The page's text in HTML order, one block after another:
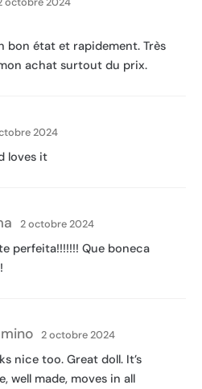
bon état et rapidement. Très
achat surtout du prix.
2024
loves it
2 octobre 2024
perfeita!!!!!!! Que boneca
2 octobre 2024
nice too. Great doll. It’s
well made, moves in all